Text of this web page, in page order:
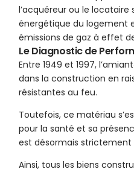
l’acquéreur ou le
énergétique du logement
émissions de gaz à effet
Le Diagnostic de
Entre 1949 et 1997,
dans la construction en
résistantes au feu.
Toutefois, ce matériau
pour la santé et sa
est désormais strictement
Ainsi, tous les biens